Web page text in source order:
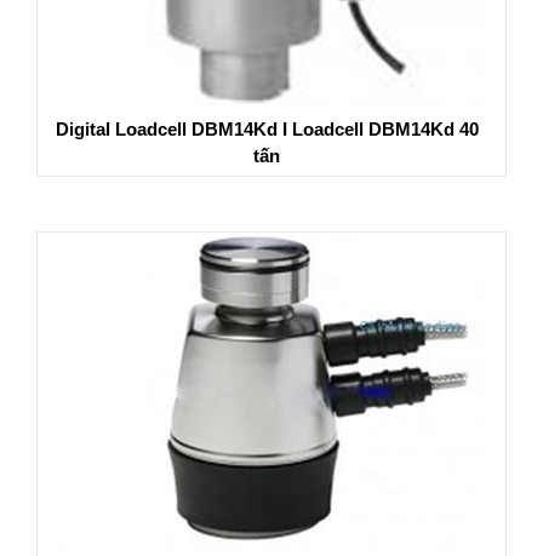
Digital Loadcell DBM14Kd I Loadcell DBM14Kd 40
tấn